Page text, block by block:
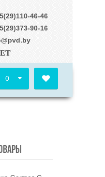
46-46
90-16
0